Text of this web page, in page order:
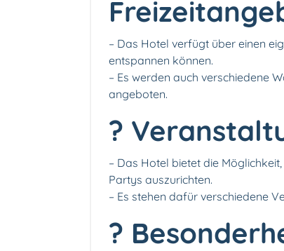
– Das Hotel verfügt über einen
entspannen können.
– Es werden auch verschiedene
angeboten.
?
– Das Hotel bietet die
Partys auszurichten.
– Es stehen dafür verschiedene
?